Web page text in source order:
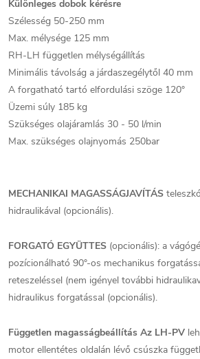
Különleges dobok kérésre
Szélesség 50-250 mm
Max. mélysége 125 mm
RH-LH független mélységállítás
Minimális távolság a járdaszegélytől 40 mm
A forgatható tartó elfordulási szöge 120°
Üzemi súly 185 kg
Szükséges olajáramlás 30 - 50 l/min
Max. szükséges olajnyomás 250bar
MECHANIKAI MAGASSÁGJAVÍTÁS
hidraulikával (opcionális).
FORGATÓ EGYÜTTES (opcionális): a
pozícionálható 90°-os mechanikus
reteszeléssel (nem igényel további
hidraulikus forgatással (opcionális).
Független magasságbeállítás Az LH-PV
motor ellentétes oldalán lévő csúszka